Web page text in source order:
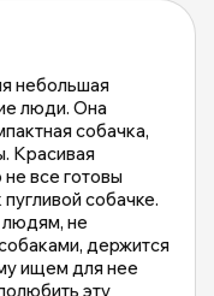
небольшая
люди. Она
собачка,
Красивая
все готовы
собачке.
не
держится
ищем для нее
эту